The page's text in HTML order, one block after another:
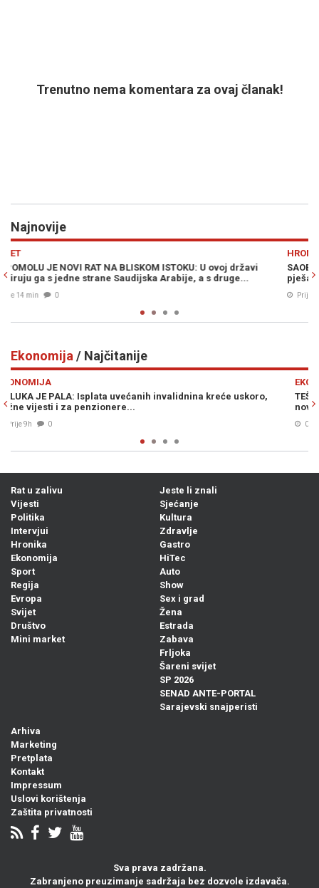
Trenutno nema komentara za ovaj članak!
Najnovije
SAOBRAĆAJNA NESREĆA KOD RTV DOMA: Automobil udario
pješaka
Prije 19 min
Ekonomija / Najčitanije
EKONOMIJA
TEŠKE MAŠINE USKORO NA TERENU: Sve je spremno za
nove dionice autoceste kroz BiH, povezat će dva grada...
09. Avg. 2026
Rat u zalivu
Vijesti
Politika
Intervjui
Hronika
Ekonomija
Sport
Regija
Evropa
Svijet
Društvo
Mini market
Jeste li znali
Sjećanje
Kultura
Zdravlje
Gastro
HiTec
Auto
Show
Sex i grad
Žena
Estrada
Zabava
Frljoka
Šareni svijet
SP 2026
SENAD ANTE-PORTAL
Sarajevski snajperisti
Arhiva
Marketing
Pretplata
Kontakt
Impressum
Uslovi korištenja
Zaštita privatnosti
Sva prava zadržana.
Zabranjeno preuzimanje sadržaja bez dozvole izdavača.